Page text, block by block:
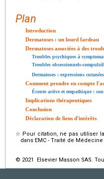
Plan
Introduction
Dermatoses : un lourd fardeau
Dermatoses associées à des
Troubles psychiques à
Troubles obsessionnels-
Dermatoses : expressions
Comment prendre en compte
Écoute active et empathique :
Implications thérapeutiques
Conclusion
Déclaration de liens d'intérêts
☆ Pour citation, ne pas utiliser
dans EMC - Traité de Médecine
© 2021 Elsevier Masson SAS.